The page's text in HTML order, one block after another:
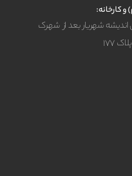
کارخانه:
اندیشه شهریار بعد از شهرک
۱۷۷